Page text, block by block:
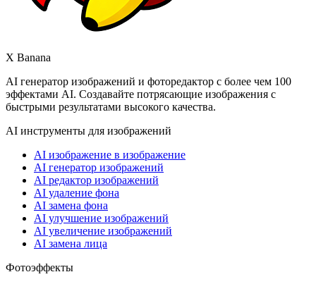
X Banana
AI генератор изображений и фоторедактор с более чем 100
эффектами AI. Создавайте потрясающие изображения с
быстрыми результатами высокого качества.
AI инструменты для изображений
AI изображение в изображение
AI генератор изображений
AI редактор изображений
AI удаление фона
AI замена фона
AI улучшение изображений
AI увеличение изображений
AI замена лица
Фотоэффекты